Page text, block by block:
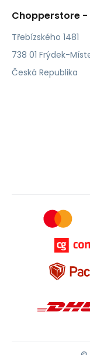
Chopperstore
Třebízského 1481
738 01 Frýdek-
Česká Republika